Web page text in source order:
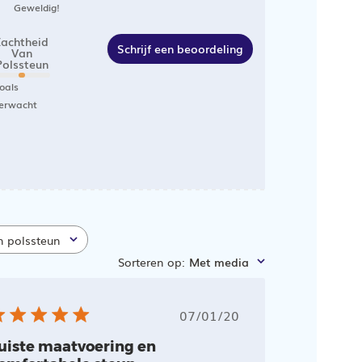
Geweldig!
Van Schrijf een beoordeling
polssteun
Sorteren op: Met media
Publicatiedatum
07/01/20
maatvoering en